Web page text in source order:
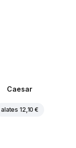
Caesar
alates 12,10 €